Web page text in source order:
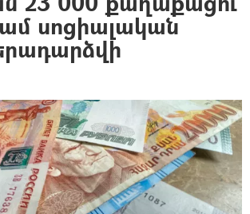
սոցիալական